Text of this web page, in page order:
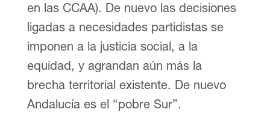
en las CCAA). De nuevo las decisiones
ligadas a necesidades partidistas se
imponen a la justicia social, a la
equidad, y agrandan aún más la
brecha territorial existente. De nuevo
Andalucía es el “pobre Sur”.